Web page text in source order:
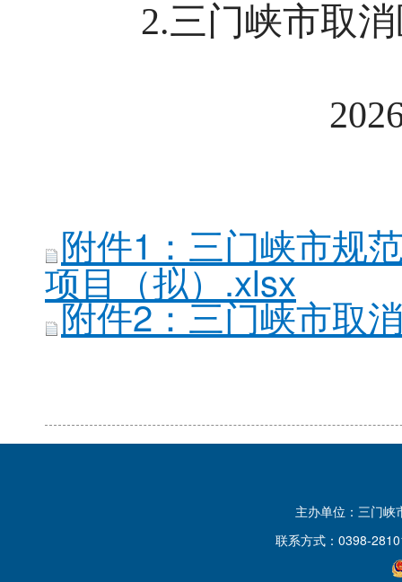
2.三门峡市取
附件1：三门峡市规
项目（拟）.xlsx
附件2：三门峡市取
主办单位：三门
联系方式：0398-